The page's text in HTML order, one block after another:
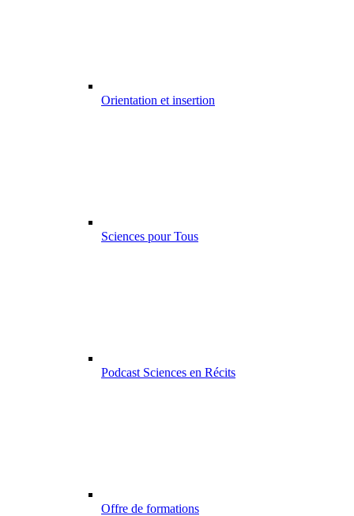
Orientation et insertion
Sciences pour Tous
Podcast Sciences en Récits
Offre de formations